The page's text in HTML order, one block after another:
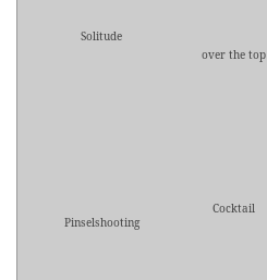
Solitude
over the top
Pinselshooting
Cocktail